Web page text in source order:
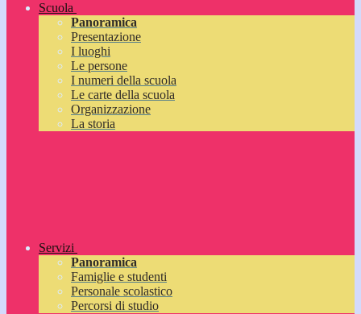
Scuola
Panoramica
Presentazione
I luoghi
Le persone
I numeri della scuola
Le carte della scuola
Organizzazione
La storia
Servizi
Panoramica
Famiglie e studenti
Personale scolastico
Percorsi di studio